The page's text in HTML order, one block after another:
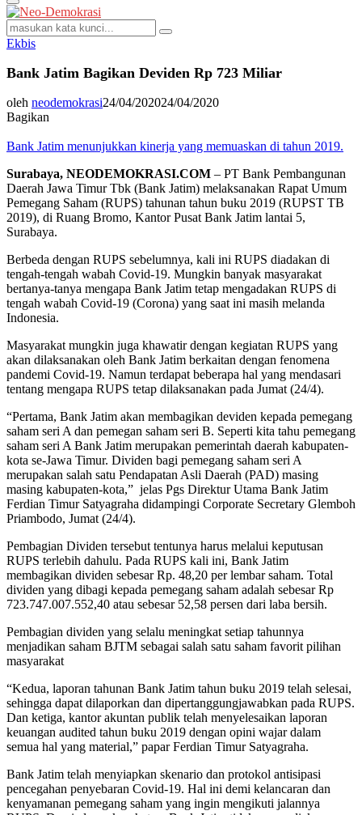
Primary
Menu
Search
for:
Search
Ekbis
Bank Jatim Bagikan Deviden Rp 723 Miliar
oleh neodemokrasi24/04/202024/04/2020
Bagikan
Bank Jatim menunjukkan kinerja yang memuaskan di tahun 2019.
Surabaya, NEODEMOKRASI.COM – PT Bank Pembangunan
Daerah Jawa Timur Tbk (Bank Jatim) melaksanakan Rapat Umum
Pemegang Saham (RUPS) tahunan tahun buku 2019 (RUPST TB
2019), di Ruang Bromo, Kantor Pusat Bank Jatim lantai 5,
Surabaya.
Berbeda dengan RUPS sebelumnya, kali ini RUPS diadakan di
tengah-tengah wabah Covid-19. Mungkin banyak masyarakat
bertanya-tanya mengapa Bank Jatim tetap mengadakan RUPS di
tengah wabah Covid-19 (Corona) yang saat ini masih melanda
Indonesia.
Masyarakat mungkin juga khawatir dengan kegiatan RUPS yang
akan dilaksanakan oleh Bank Jatim berkaitan dengan fenomena
pandemi Covid-19. Namun terdapat beberapa hal yang mendasari
tentang mengapa RUPS tetap dilaksanakan pada Jumat (24/4).
“Pertama, Bank Jatim akan membagikan deviden kepada pemegang
saham seri A dan pemegan saham seri B. Seperti kita tahu pemegang
saham seri A Bank Jatim merupakan pemerintah daerah kabupaten-
kota se-Jawa Timur. Dividen bagi pemegang saham seri A
merupakan salah satu Pendapatan Asli Daerah (PAD) masing
masing kabupaten-kota,” jelas Pgs Direktur Utama Bank Jatim
Ferdian Timur Satyagraha didampingi Corporate Secretary Glemboh
Priambodo, Jumat (24/4).
Pembagian Dividen tersebut tentunya harus melalui keputusan
RUPS terlebih dahulu. Pada RUPS kali ini, Bank Jatim
membagikan dividen sebesar Rp. 48,20 per lembar saham. Total
dividen yang dibagi kepada pemegang saham adalah sebesar Rp
723.747.007.552,40 atau sebesar 52,58 persen dari laba bersih.
Pembagian dividen yang selalu meningkat setiap tahunnya
menjadikan saham BJTM sebagai salah satu saham favorit pilihan
masyarakat
“Kedua, laporan tahunan Bank Jatim tahun buku 2019 telah selesai,
sehingga dapat dilaporkan dan dipertanggungjawabkan pada RUPS.
Dan ketiga, kantor akuntan publik telah menyelesaikan laporan
keuangan audited tahun buku 2019 dengan opini wajar dalam
semua hal yang material,” papar Ferdian Timur Satyagraha.
Bank Jatim telah menyiapkan skenario dan protokol antisipasi
pencegahan penyebaran Covid-19. Hal ini demi kelancaran dan
kenyamanan pemegang saham yang ingin mengikuti jalannya